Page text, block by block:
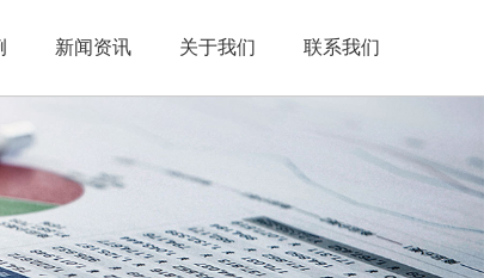
新闻资讯 关于我们 联系我们